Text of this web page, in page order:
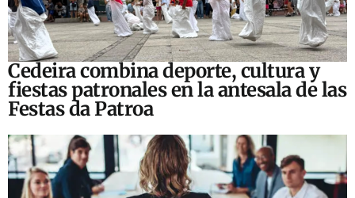
Cedeira combina deporte, cultura y
fiestas patronales en la antesala de las
Festas da Patroa